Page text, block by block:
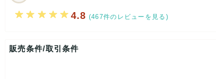
4.8 (467件のレビューを見る)
販売条件/取引条件